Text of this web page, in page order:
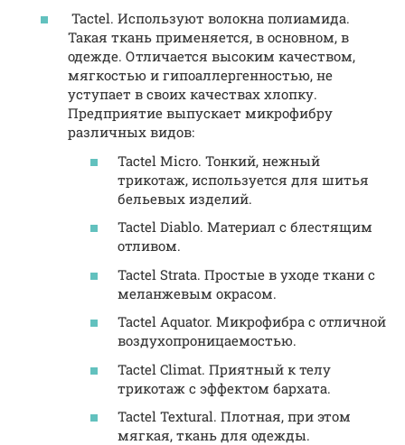
Tactel. Используют волокна полиамида.
Такая ткань применяется, в основном, в
одежде. Отличается высоким качеством,
мягкостью и гипоаллергенностью, не
уступает в своих качествах хлопку.
Предприятие выпускает микрофибру
различных видов:
Tactel Micro. Тонкий, нежный
трикотаж, используется для шитья
бельевых изделий.
Tactel Diablo. Материал с блестящим
отливом.
Tactel Strata. Простые в уходе ткани с
меланжевым окрасом.
Tactel Aquator. Микрофибра с отличной
воздухопроницаемостью.
Tactel Climat. Приятный к телу
трикотаж с эффектом бархата.
Tactel Textural. Плотная, при этом
мягкая, ткань для одежды.